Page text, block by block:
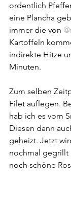
ordentlich
eine Plancha
immer die von
Kartoffeln
indirekte Hitze
Minuten.
Zum selben
Filet auflegen.
hab ich es vom
Diesen dann
geheizt. Jetzt
nochmal
noch schöne